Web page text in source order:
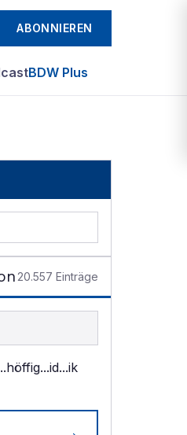
ABONNIEREN
BDW Plus
20.557 Einträge
...id...ik